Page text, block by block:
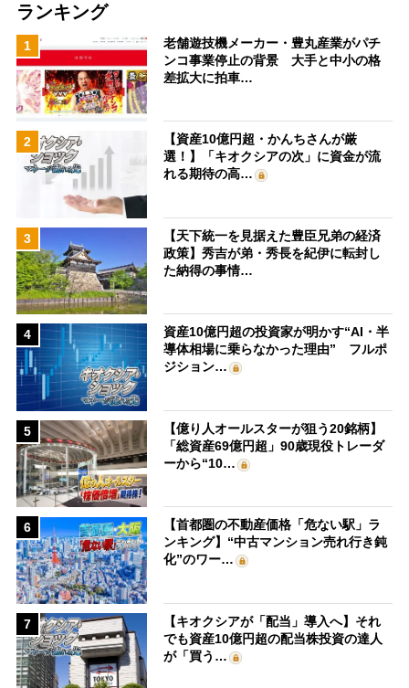
ランキング
1
老舗遊技機メーカー・豊丸産業がパチ
ンコ事業停止の背景 大手と中小の格
差拡大に拍車…
2
【資産10億円超・かんちさんが厳
選！】「キオクシアの次」に資金が流
れる期待の高…
3
【天下統一を見据えた豊臣兄弟の経済
政策】秀吉が弟・秀長を紀伊に転封し
た納得の事情…
4
資産10億円超の投資家が明かす“AI・半
導体相場に乗らなかった理由” フルポ
ジション…
5
【億り人オールスターが狙う20銘柄】
「総資産69億円超」90歳現役トレーダ
ーから“10…
6
【首都圏の不動産価格「危ない駅」ラ
ンキング】“中古マンション売れ行き鈍
化”のワー…
7
【キオクシアが「配当」導入へ】それ
でも資産10億円超の配当株投資の達人
が「買う…